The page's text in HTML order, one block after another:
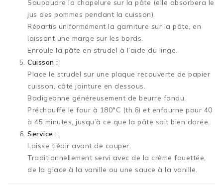
Saupoudre la chapelure sur la pâte (elle absorbera le
jus des pommes pendant la cuisson).
Répartis uniformément la garniture sur la pâte, en
laissant une marge sur les bords.
Enroule la pâte en strudel à l’aide du linge.
Cuisson :
Place le strudel sur une plaque recouverte de papier
cuisson, côté jointure en dessous.
Badigeonne généreusement de beurre fondu.
Préchauffe le four à 180°C (th.6) et enfourne pour 40
à 45 minutes, jusqu’à ce que la pâte soit bien dorée.
Service :
Laisse tiédir avant de couper.
Traditionnellement servi avec de la crème fouettée,
de la glace à la vanille ou une sauce à la vanille.